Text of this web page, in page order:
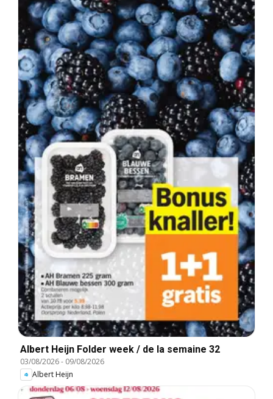
Albert Heijn Folder week / de la semaine 32
03/08/2026- 09/08/2026
Albert Heijn